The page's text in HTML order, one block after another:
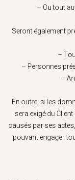
– Ou tout
Seront également
–
– Personnes
–
En outre, si les
sera exigé du
causés par ses
pouvant engager